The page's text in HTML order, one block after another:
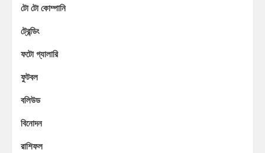
টো টো কোম্পানি
ট্রেন্ডিং
ফটো গ্যালারি
ফুটবল
বলিউড
বিনোদন
রাশিফল